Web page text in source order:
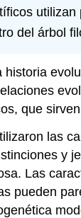
del árbol
que
las
y
Las
pueden